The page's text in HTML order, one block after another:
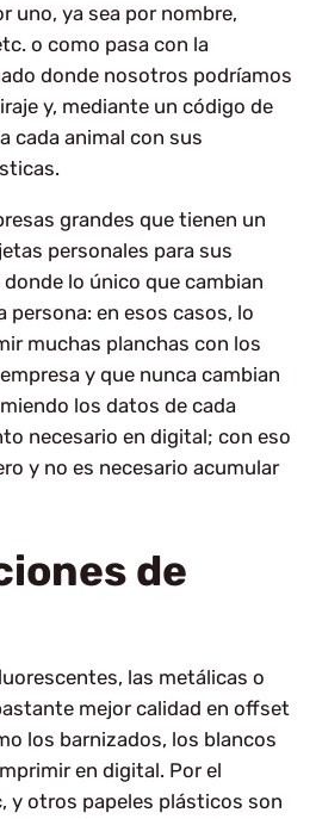
uno, ya sea por nombre,
o como pasa con la
donde nosotros podríamos
y, mediante un código de
cada animal con sus
grandes que tienen un
personales para sus
lo único que cambian
persona: en esos casos, lo
muchas planchas con los
y que nunca cambian
los datos de cada
necesario en digital; con eso
y no es necesario acumular
de
las metálicas o
mejor calidad en offset
los barnizados, los blancos
en digital. Por el
y otros papeles plásticos son